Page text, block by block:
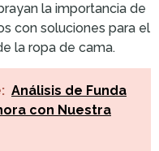
la importancia de
con soluciones para el
la ropa de cama.
Análisis de Funda
con Nuestra